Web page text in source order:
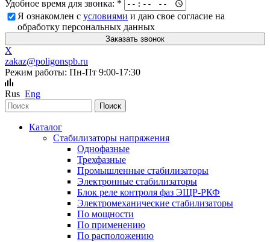
Удобное время для звонка: *
Я ознакомлен сусловиями и даю свое согласие на
обработку персональных данных
X
zakaz@poligonspb.ru
Режим работы: Пн-Пт 9:00-17:30
Rus Eng
Каталог
Стабилизаторы напряжения
Однофазные
Трехфазные
Промышленные стабилизаторы
Электронные стабилизаторы
Блок реле контроля фаз ЭЩР-РКФ
Электромеханические стабилизаторы
По мощности
По применению
По расположению